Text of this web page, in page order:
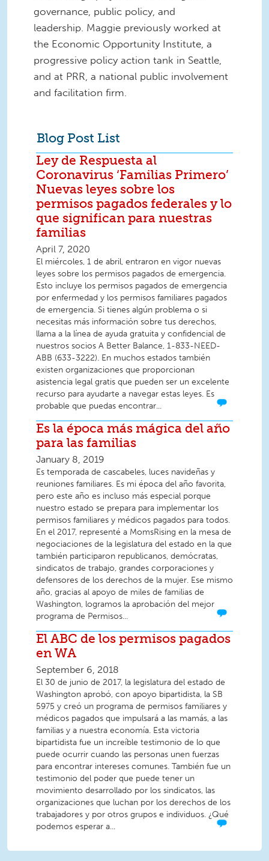
governance, public policy, and
leadership. Maggie previously worked at
the Economic Opportunity Institute, a
progressive policy action tank in Seattle,
and at PRR, a national public involvement
and facilitation firm.
Blog Post List
Ley de Respuesta al
Coronavirus ‘Familias Primero’
Nuevas leyes sobre los
permisos pagados federales y lo
que significan para nuestras
familias
April 7, 2020
El miércoles, 1 de abril, entraron en vigor nuevas
leyes sobre los permisos pagados de emergencia.
Esto incluye los permisos pagados de emergencia
por enfermedad y los permisos familiares pagados
de emergencia. Si tienes algún problema o si
necesitas más información sobre tus derechos,
llama a la línea de ayuda gratuita y confidencial de
nuestros socios A Better Balance, 1-833-NEED-
ABB (633-3222). En muchos estados también
existen organizaciones que proporcionan
asistencia legal gratis que pueden ser un excelente
recurso para ayudarte a navegar estas leyes. Es
probable que puedas encontrar...
Es la época más mágica del año
para las familias
January 8, 2019
Es temporada de cascabeles, luces navideñas y
reuniones familiares. Es mi época del año favorita,
pero este año es incluso más especial porque
nuestro estado se prepara para implementar los
permisos familiares y médicos pagados para todos.
En el 2017, representé a MomsRising en la mesa de
negociaciones de la legislatura del estado en la que
también participaron republicanos, demócratas,
sindicatos de trabajo, grandes corporaciones y
defensores de los derechos de la mujer. Ese mismo
año, gracias al apoyo de miles de familias de
Washington, logramos la aprobación del mejor
programa de Permisos...
El ABC de los permisos pagados
en WA
September 6, 2018
El 30 de junio de 2017, la legislatura del estado de
Washington aprobó, con apoyo bipartidista, la SB
5975 y creó un programa de permisos familiares y
médicos pagados que impulsará a las mamás, a las
familias y a nuestra economía. Esta victoria
bipartidista fue un increíble testimonio de lo que
puede ocurrir cuando las personas unen fuerzas
para encontrar intereses comunes. También fue un
testimonio del poder que puede tener un
movimiento desarrollado por los sindicatos, las
organizaciones que luchan por los derechos de los
trabajadores y por otros grupos e individuos. ¿Qué
podemos esperar a...